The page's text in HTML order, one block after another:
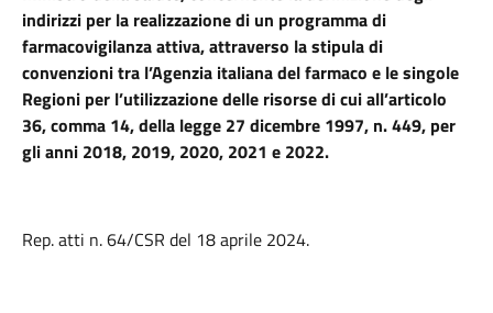
indirizzi per la realizzazione di un programma di
farmacovigilanza attiva, attraverso la stipula di
convenzioni tra l’Agenzia italiana del farmaco e le singole
Regioni per l’utilizzazione delle risorse di cui all’articolo
36, comma 14, della legge 27 dicembre 1997, n. 449, per
gli anni 2018, 2019, 2020, 2021 e 2022.
Rep. atti n. 64/CSR del 18 aprile 2024.